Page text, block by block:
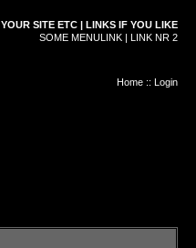
YOUR SITE ETC | LINKS IF YOU LIKE
SOME MENULINK | LINK NR 2
Home :: Login